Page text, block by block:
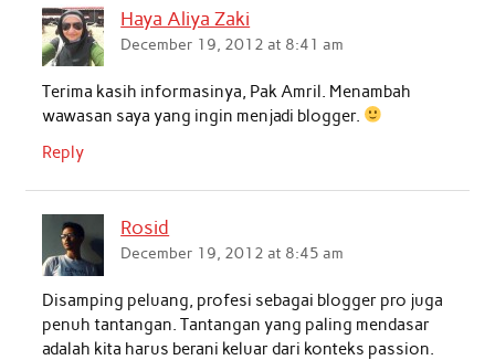
Haya Aliya Zaki
December 19, 2012 at 8:41 am
Terima kasih informasinya, Pak Amril. Menambah
wawasan saya yang ingin menjadi blogger.
Reply
Rosid
December 19, 2012 at 8:45 am
Disamping peluang, profesi sebagai blogger pro juga
penuh tantangan. Tantangan yang paling mendasar
adalah kita harus berani keluar dari konteks passion.